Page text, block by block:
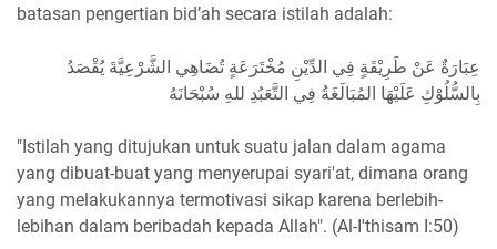
batasan pengertian bid’ah secara istilah adalah:
عِبَارَةٌ عَنْ طَرِيْقَةٍ فِي الدِّيْنِ مُخْتَرَعَةٍ تُضَاهِي الشَّرْعِيَّةَ يُقْصَدُ
بِالسُّلُوْكِ عَلَيْهَا المُبَالَغَةُ فِي التَّعَبُدِ للهِ سُبْحَانَهُ
"Istilah yang ditujukan untuk suatu jalan dalam agama
yang dibuat-buat yang menyerupai syari'at, dimana orang
yang melakukannya termotivasi sikap karena berlebih-
lebihan dalam beribadah kepada Allah". (Al-I'thisam I:50)